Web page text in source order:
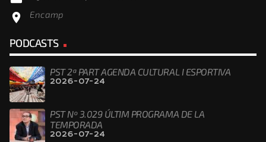
location_on Encamp
PODCASTS
PST 2ª PART AGENDA CULTURAL I ESPORTIVA
2026-07-24
PST Nº 3.029 ÚLTIM PROGRAMA DE LA
TEMPORADA
2026-07-24